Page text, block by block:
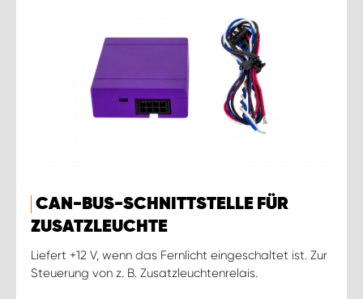
CAN-BUS-SCHNITTSTELLE FÜR
ZUSATZLEUCHTE
Liefert +12 V, wenn das Fernlicht eingeschaltet ist. Zur
Steuerung von z. B. Zusatzleuchtenrelais.